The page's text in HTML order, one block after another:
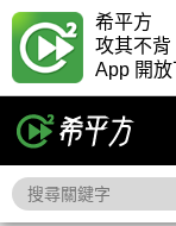
希平方
攻其不背
App 開放